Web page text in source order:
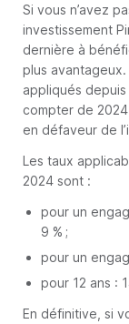
Si vous n’avez
investissement
dernière à
plus avantageux.
appliqués depuis
compter de
en défaveur de
Les taux
2024 sont :
pour un
9 % ;
pour un
pour 12 ans :
En définitive, si